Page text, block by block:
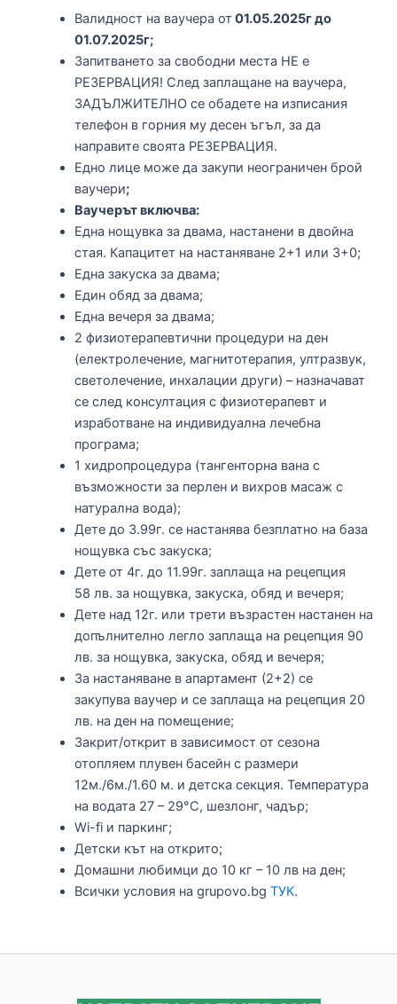
Валидност на ваучера от 01.05.2025г до
01.07.2025г;
Запитването за свободни места НЕ е
РЕЗЕРВАЦИЯ! След заплащане на ваучера,
ЗАДЪЛЖИТЕЛНО се обадете на изписания
телефон в горния му десен ъгъл, за да
направите своята РЕЗЕРВАЦИЯ.
Едно лице може да закупи неограничен брой
ваучери;
Ваучерът включва:
Една нощувка за двама, настанени в двойна
стая. Капацитет на настаняване 2+1 или 3+0;
Една закуска за двама;
Един обяд за двама;
Една вечеря за двама;
2 физиотерапевтични процедури на ден
(електролечение, магнитотерапия, ултразвук,
светолечение, инхалации други) – назначават
се след консултация с физиотерапевт и
изработване на индивидуална лечебна
програма;
1 хидропроцедура (тангенторна вана с
възможности за перлен и вихров масаж с
натурална вода);
Дете до 3.99г. се настанява безплатно на база
нощувка със закуска;
Дете от 4г. до 11.99г. заплаща на рецепция
58 лв. за нощувка, закуска, обяд и вечеря;
Дете над 12г. или трети възрастен настанен на
допълнително легло заплаща на рецепция 90
лв. за нощувка, закуска, обяд и вечеря;
За настаняване в апартамент (2+2) се
закупува ваучер и се заплаща на рецепция 20
лв. на ден на помещение;
Закрит/открит в зависимост от сезона
отопляем плувен басейн с размери
12м./6м./1.60 м. и детска секция. Температура
на водата 27 – 29°C, шезлонг, чадър;
Wi-fi и паркинг;
Детски кът на открито;
Домашни любимци до 10 кг – 10 лв на ден;
Всички условия на grupovo.bg ТУК.